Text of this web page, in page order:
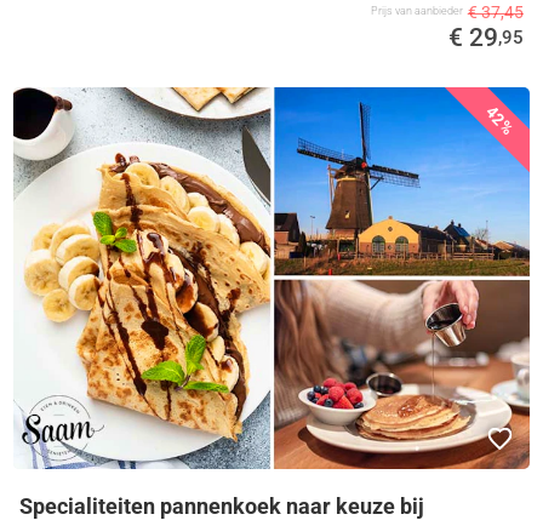
Prijs van aanbieder € 37,45
€ 29,95
42%
Specialiteiten pannenkoek naar keuze bij